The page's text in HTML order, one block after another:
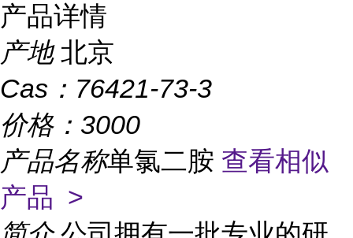
产品详情
产地 北京
Cas： 76421-73-3
价格： 3000
产品名称单氯二胺 查看相似
产品 >